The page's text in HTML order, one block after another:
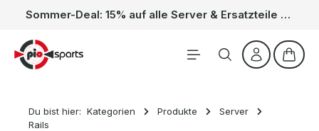
Zum Hauptinhalt springen Sommer-Deal: 15% auf alle Server & Ersatzteile – Kein Code nötig, der Rabatt wird automatisch im Warenkorb abgezogen. Gültig vom 01.06. bis 31.08.
Du bist hier: Kategorien Produkte
Server
Rails